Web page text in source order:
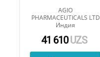
AGIO
PHARMACEUTICALS LTD
Индия
41 610UZS